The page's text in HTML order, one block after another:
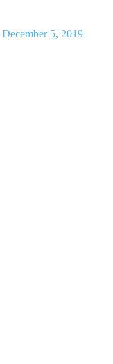
December 5, 2019